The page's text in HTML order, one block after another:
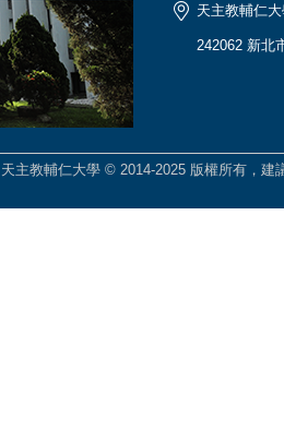
天主教輔仁
242062 新北
| 天主教輔仁大學 © 2014-2025 版權所有，